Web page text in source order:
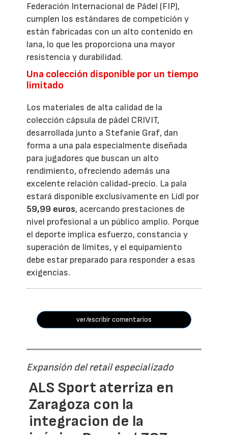
Federación Internacional de Pádel (FIP),
cumplen los estándares de competición y
están fabricadas con un alto contenido en
lana, lo que les proporciona una mayor
resistencia y durabilidad.
Una colección disponible por un tiempo
limitado
Los materiales de alta calidad de la
colección cápsula de pádel CRIVIT,
desarrollada junto a Stefanie Graf, dan
forma a una pala especialmente diseñada
para jugadores que buscan un alto
rendimiento, ofreciendo además una
excelente relación calidad-precio. La pala
estará disponible exclusivamente en Lidl por
59,99 euros, acercando prestaciones de
nivel profesional a un público amplio. Porque
el deporte implica esfuerzo, constancia y
superación de límites, y el equipamiento
debe estar preparado para responder a esas
exigencias.
ver/escribir comentarios
Expansión del retail especializado
ALS Sport aterriza en
Zaragoza con la
integracion de la